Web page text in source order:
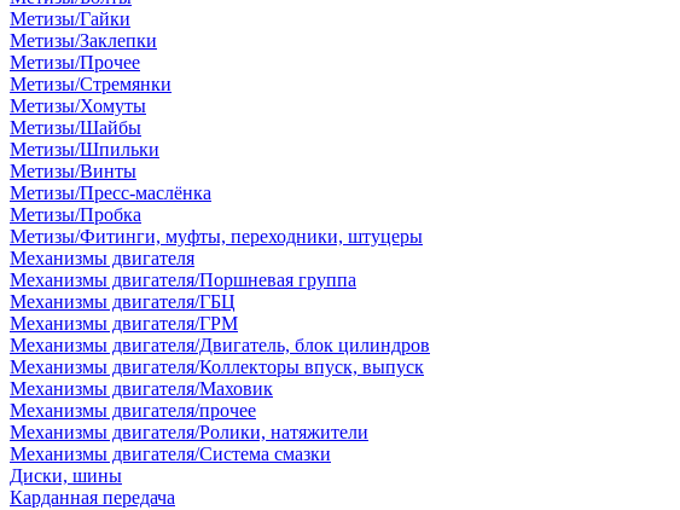
Метизы/Гайки
Метизы/Заклепки
Метизы/Прочее
Метизы/Стремянки
Метизы/Хомуты
Метизы/Шайбы
Метизы/Шпильки
Метизы/Винты
Метизы/Пресс-маслёнка
Метизы/Пробка
Метизы/Фитинги, муфты, переходники, штуцеры
Механизмы двигателя
Механизмы двигателя/Поршневая группа
Механизмы двигателя/ГБЦ
Механизмы двигателя/ГРМ
Механизмы двигателя/Двигатель, блок цилиндров
Механизмы двигателя/Коллекторы впуск, выпуск
Механизмы двигателя/Маховик
Механизмы двигателя/прочее
Механизмы двигателя/Ролики, натяжители
Механизмы двигателя/Система смазки
Диски, шины
Карданная передача